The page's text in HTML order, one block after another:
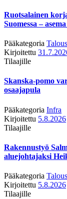
Ruotsalainen
Suomessa –
Pääkategoria Talous
Kirjoitettu
Tilaajille
Skanska-pomo
osaajapula
Pääkategoria Infra
Kirjoitettu 5.8.2026
Tilaajille
Rakennustyö
aluejohtajaksi
Pääkategoria Talous
Kirjoitettu 5.8.2026
Tilaajille